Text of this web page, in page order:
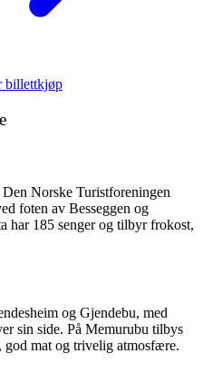
billettkjøp
Norske Turistforeningen
foten av Besseggen og
har 185 senger og tilbyr frokost,
og Gjendebu, med
sin side. På Memurubu tilbys
mat og trivelig atmosfære.